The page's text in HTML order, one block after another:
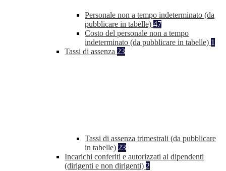
Personale non a tempo indeterminato (da
pubblicare in tabelle) 47
Costo del personale non a tempo
indeterminato (da pubblicare in tabelle) 1
Tassi di assenza 23
Tassi di assenza trimestrali (da pubblicare
in tabelle) 23
Incarichi conferiti e autorizzati ai dipendenti
(dirigenti e non dirigenti) 2